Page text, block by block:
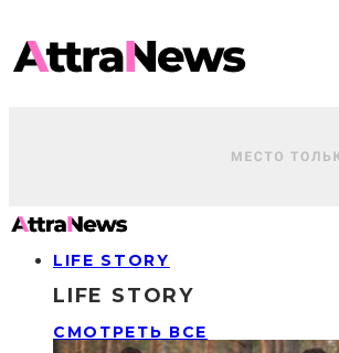
LIFE STORY
LIFE STORY
СМОТРЕТЬ ВСЕ